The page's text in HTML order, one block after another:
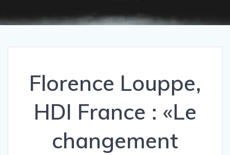
Florence Louppe,
HDI France : «Le
changement